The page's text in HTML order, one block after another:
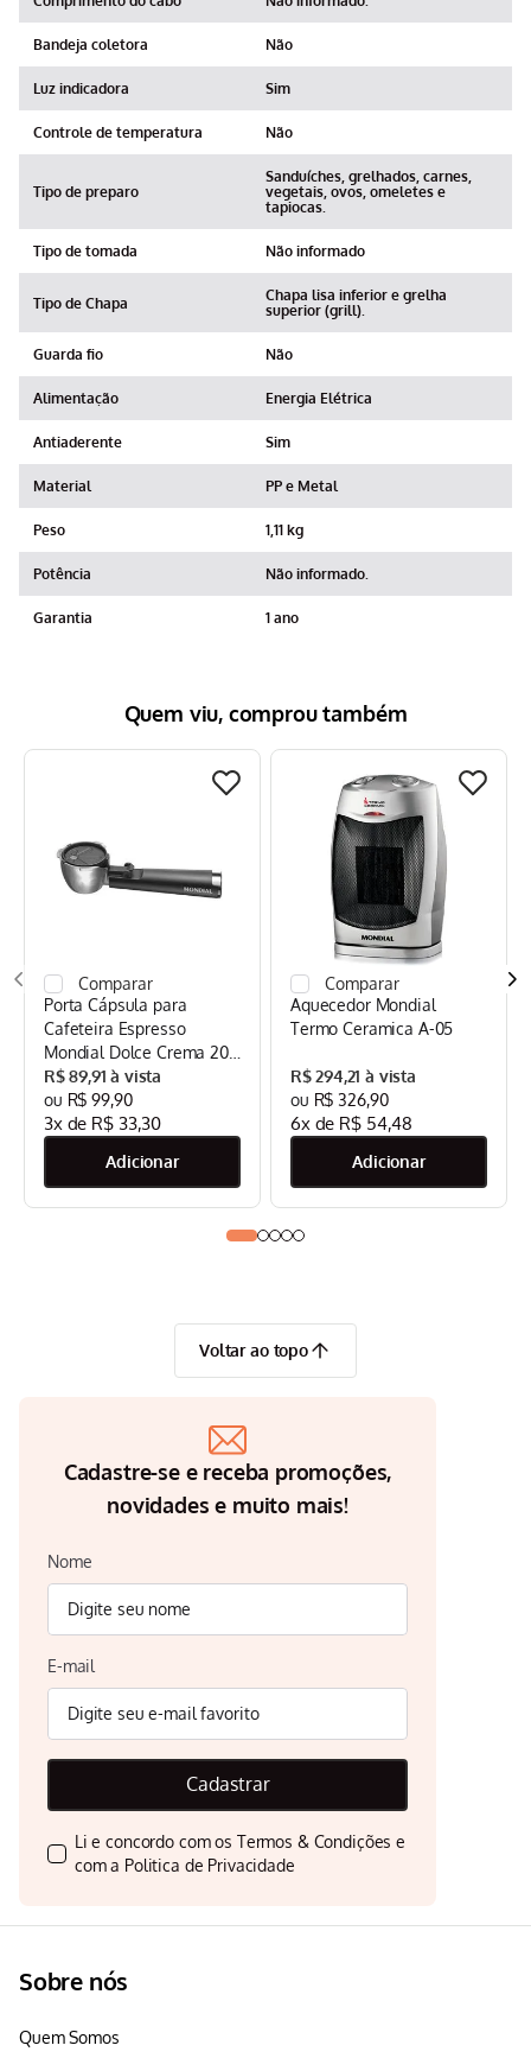
Bandeja coletora Não
Luz indicadora Sim
Controle de temperatura Não
Tipo de preparo
Sanduíches, grelhados, carnes,
vegetais, ovos, omeletes e
tapiocas.
Tipo de tomada Não informado
Tipo de Chapa
Chapa lisa inferior e grelha
superior (grill).
Guarda fio Não
Alimentação Energia Elétrica
Antiaderente Sim
Material PP e Metal
Peso 1,11 kg
Potência Não informado.
Garantia 1 ano
Quem viu, comprou também
Porta Cápsula para
Cafeteira Espresso
Mondial Dolce Crema 20
Bar Mondial Preto/Inox -
CPC-DG
R$ 89,91
R$ 99,90
3x de R$ 33,30
Aquecedor Mondial
Termo Ceramica A-05
R$ 294,21
R$ 326,90
6x de R$ 54,48
Voltar ao topo
Cadastre-se e receba promoções,
novidades e muito mais!
Nome
E-mail
Cadastrar
Li e concordo com os Termos & Condições e
com a Politica de Privacidade
Sobre nós
Quem Somos